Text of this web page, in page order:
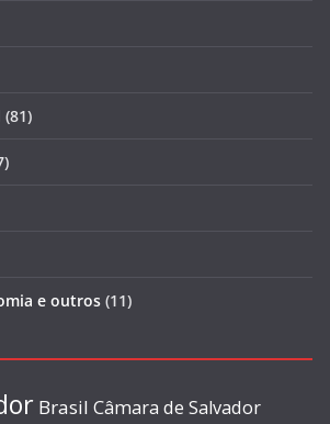
(81)
e outros (11)
Brasil Câmara de Salvador